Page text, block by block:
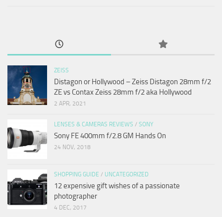
ZEISS
Distagon or Hollywood – Zeiss Distagon 28mm f/2
ZE vs Contax Zeiss 28mm f/2 aka Hollywood
2 APR, 2021
LENSES & CAMERAS REVIEWS / SONY
Sony FE 400mm f/2.8 GM Hands On
24 NOV, 2018
SHOPPING GUIDE / UNCATEGORIZED
12 expensive gift wishes of a passionate
photographer
4 DEC, 2017